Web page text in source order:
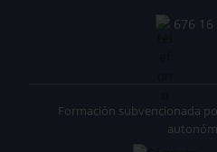
676 16
Formación subvencionada